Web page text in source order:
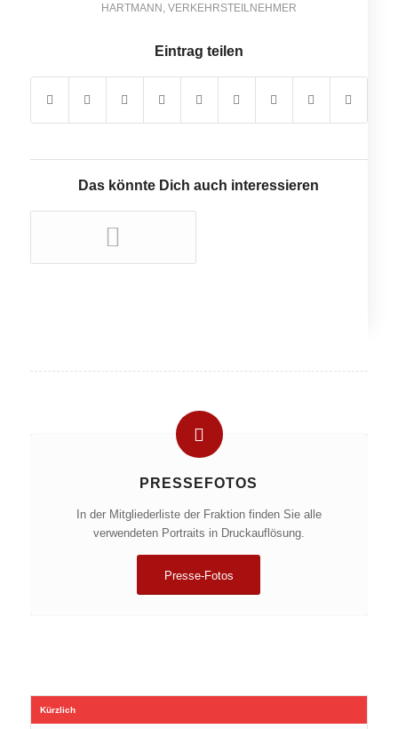
HARTMANN
VERKEHRSTEILNEHMER
Eintrag teilen
Das könnte Dich auch interessieren
PRESSEFOTOS
In der Mitgliederliste der Fraktion finden Sie alle
verwendeten Portraits in Druckauflösung.
Presse-Fotos
Kürzlich